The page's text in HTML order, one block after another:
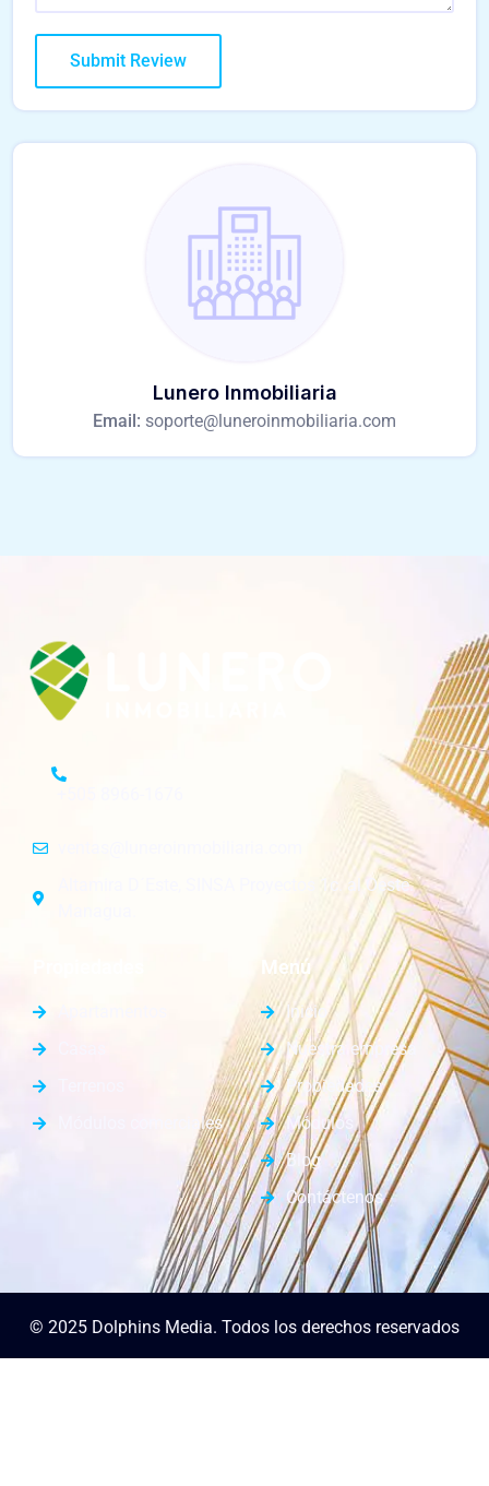
Lunero Inmobiliaria
Email: soporte@luneroinmobiliaria.com
Altamira D´Este, SINSA Proyectos 1c. al Oeste.
Módulos comerciales
Menú
Inicio
Nuestra empresa
Propiedades
Módulos
Blog
Contáctenos
© 2025 Dolphins Media. Todos los derechos reservados